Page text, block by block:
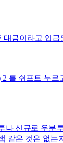
금이라고 입
를 쉬프트 누
신규로 우분
은 것은 없는